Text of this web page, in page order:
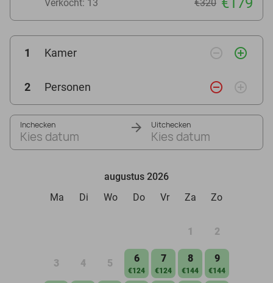
Verkocht: 13 €320
1 Kamer remove_circle_outline add_circle_outline
2 Personen remove_circle_outline add_circle_outline
Inchecken
Kies datum
Uitchecken
Kies datum
augustus 2026
Ma
Di Wo Do Vr Za Zo
1 2
3 4 5 6
€124
7
€124
8
€144
9
€144